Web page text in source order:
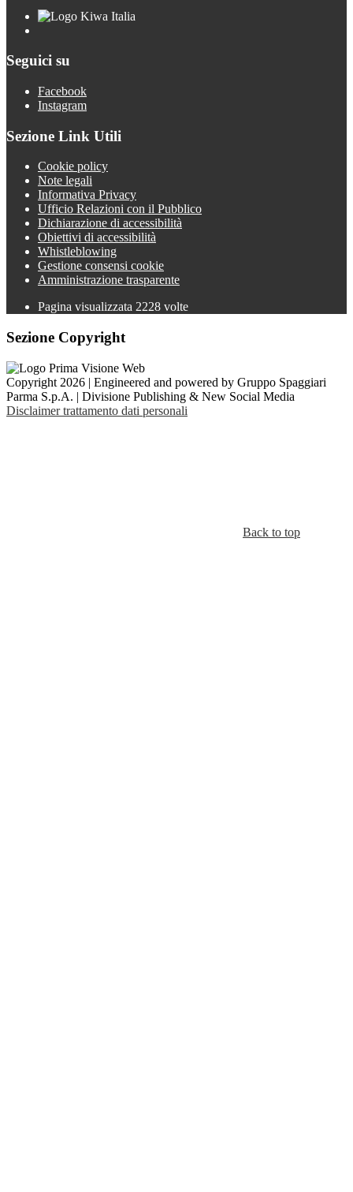
Seguici su
Facebook
Instagram
Sezione Link Utili
Cookie policy
Note legali
Informativa Privacy
Ufficio Relazioni con il Pubblico
Dichiarazione di accessibilità
Obiettivi di accessibilità
Whistleblowing
Gestione consensi cookie
Amministrazione trasparente
Pagina visualizzata 2228 volte
Sezione Copyright
Copyright 2026 | Engineered and powered by Gruppo Spaggiari
Parma S.p.A. | Divisione Publishing & New Social Media
Disclaimer trattamento dati personali
Back to top